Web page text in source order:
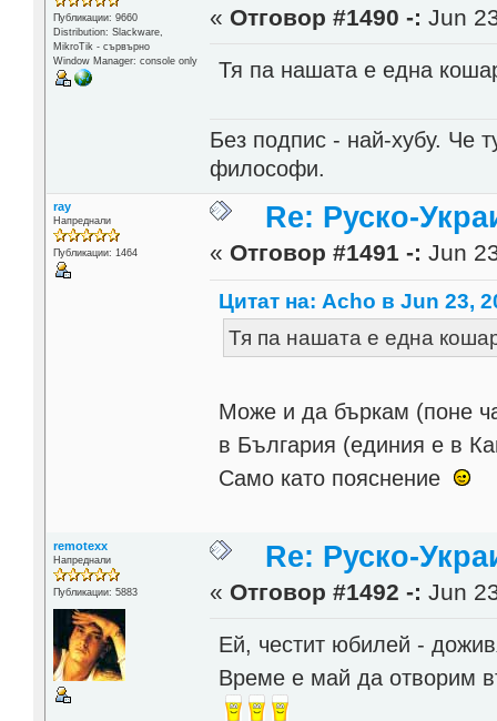
Публикации: 9660
Distribution: Slackware,
MikroTik - сървърно
Window Manager: console only
« Отговор #1490 -: Jun
Тя па нашата е една
Без подпис - най-хубу. Че
философи.
ray
Напреднали
Публикации: 1464
Re: Руско-
« Отговор #1491 -: Jun
Цитат на: Acho в Jun 23,
Тя па нашата е една
Може и да бъркам (поне
в България (единия е в
Само като пояснение
remotexx
Напреднали
Публикации: 5883
Re: Руско-
« Отговор #1492 -: Jun
Ей, честит юбилей -
Време е май да отворим